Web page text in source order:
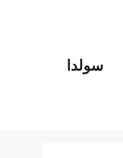
سولدا